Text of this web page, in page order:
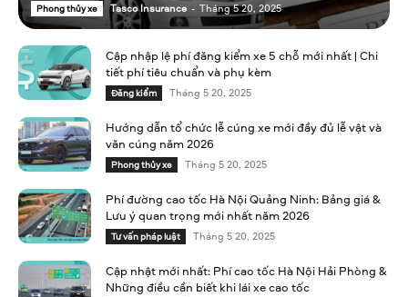
Phong thủy xe Tasco Insurance - Tháng 5 20, 2025
Cập nhập lệ phí đăng kiểm xe 5 chỗ mới nhất | Chi
tiết phí tiêu chuẩn và phụ kèm
Đăng kiểm Tháng 5 20, 2025
Hướng dẫn tổ chức lễ cúng xe mới đầy đủ lễ vật và
văn cúng năm 2026
Phong thủy xe Tháng 5 20, 2025
Phí đường cao tốc Hà Nội Quảng Ninh: Bảng giá &
Lưu ý quan trọng mới nhất năm 2026
Tư vấn pháp luật Tháng 5 20, 2025
Cập nhật mới nhất: Phí cao tốc Hà Nội Hải Phòng &
Những điều cần biết khi lái xe cao tốc